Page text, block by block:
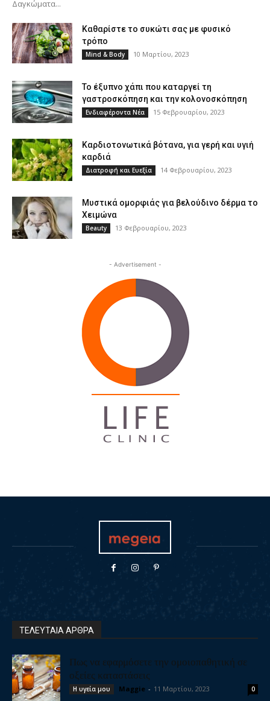
Δαγκώματα...
Καθαρίστε το συκώτι σας με φυσικό
τρόπο
Mind & Body 10 Μαρτίου, 2023
Το έξυπνο χάπι που καταργεί τη
γαστροσκόπηση και την κολονοσκόπηση
Ενδιαφέροντα Νέα 15 Φεβρουαρίου, 2023
Καρδιοτονωτικά βότανα, για γερή και υγιή
καρδιά
Διατροφή και Ευεξία 14 Φεβρουαρίου, 2023
Μυστικά ομορφιάς για βελούδινο δέρμα το
Χειμώνα
Beauty 13 Φεβρουαρίου, 2023
- Advertisement -
ΤΕΛΕΥΤΑΙΑ ΑΡΘΡΑ
Πως να εφαρμόσετε την ομοιοπαθητική σε
οξείες καταστάσεις
Η υγεία μου Maggie - 11 Μαρτίου, 2023 0